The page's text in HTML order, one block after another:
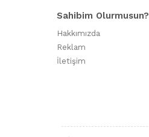
Sahibim Olurmusun?
Hakkımızda
Reklam
İletişim